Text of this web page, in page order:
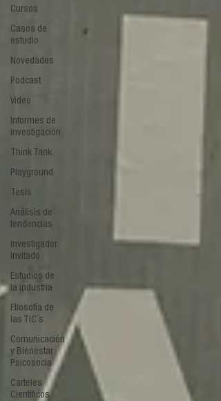
Cursos
Casos de
estudio
Novedades
Podcast
Video
Informes de
investigación
Think Tank
Playground
Tesis
Análisis de
tendencias
Investigador
Invitado
Estudios de
la industria
Filosofía de
las TIC´s
Comunicación
y Bienestar
Psicosocia
Carteles
Científicos